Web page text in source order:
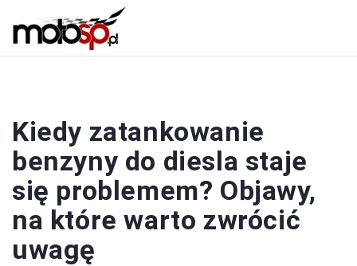
Kiedy zatankowanie
benzyny do diesla staje
się problemem? Objawy,
na które warto zwrócić
uwagę